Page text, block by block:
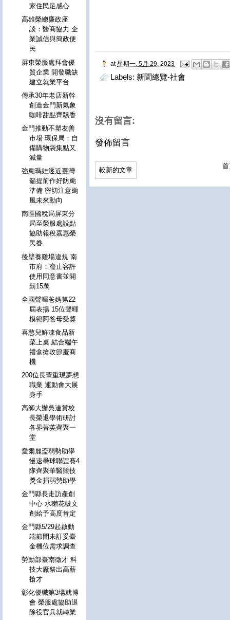
at 星期一, 5月 29, 2023
Labels: 新聞總覽-社會
沒有留言:
發佈留言
較新的文章
家住民足感心
高雄榮總廉政座
談：醫商協力 企
業誠信與簡政便
民
屏東榮服處拜會優
質企業 開發職缺
建立就業平台
傳承30年老店新幹
創造金門新氣象
咖啡甜點齊飄香
金門推動不塑友善
市場 環保局：自
備購物袋集點又
減量
強颱瑪娃逐近臺灣
籲提前作好防颱
準備 密切注意颱
風未來動向
南區國稅局屏東分
局至榮服處設點
協助報稅嘉惠榮
民眷
後壁養雞場違規 南
市府：廢止容許
使用同意書並開
罰15萬
全國聲暉爸媽第22
屆表揚 15位聲暉
模範阿爸母受獎
喜憨兒鮮凍食品新
菜上桌 結合端午
禮盒搶攻節慶商
機
200位長輩重現夢想
職業 運動會大展
身手
高師大辦吳連賞校
長榮退學術研討
各界菁英齊聚一
堂
愛爾麗盃弱勢助學
慢速壘球聯誼賽4
隊齊聚華醫競技
獎金捐弱勢助學
金門縣長走訪產創
中心 水獺花帔文
創給予高度肯定
金門縣5/29起啟動
端節間未訂妥臺
金機位需求調查
勞動部臺南徵才 科
技大廠祭出高薪
搶才
彰化優職第3場就博
會 榮服處協助退
除役官兵就轉業